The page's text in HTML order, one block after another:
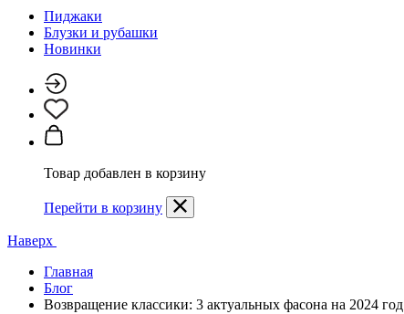
Пиджаки
Блузки и рубашки
Новинки
Товар добавлен в корзину
Перейти в корзину
Наверх
Главная
Блог
Возвращение классики: 3 актуальных фасона на 2024 год